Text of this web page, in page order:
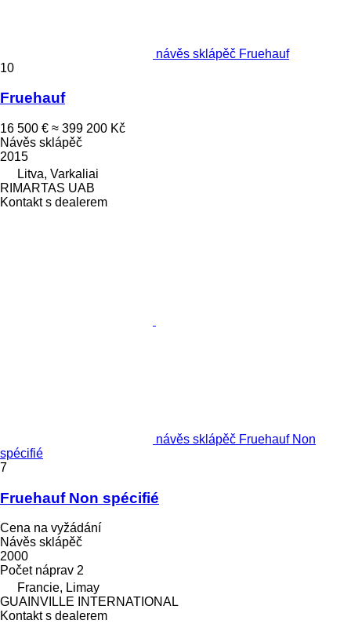
návěs sklápěč Fruehauf
10
Fruehauf
16 500 € ≈ 399 200 Kč
Návěs sklápěč
2015
Litva, Varkaliai
RIMARTAS UAB
Kontakt s dealerem
návěs sklápěč Fruehauf Non
spécifié
7
Fruehauf Non spécifié
Cena na vyžádání
Návěs sklápěč
2000
Počet náprav 2
Francie, Limay
GUAINVILLE INTERNATIONAL
Kontakt s dealerem